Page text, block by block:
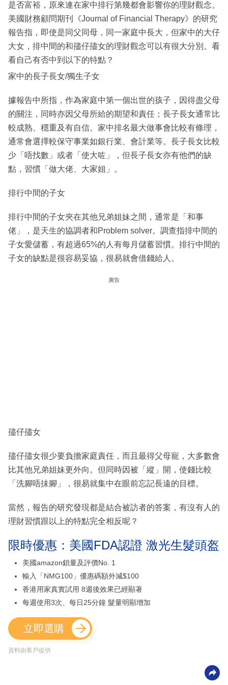
是否富裕，原來連在家中排行第幾都會影響你的理財觀念。
美國財務顧問期刊《Journal of Financial Therapy》的研究
報告指，即使是同父同母，同一家庭中長大，但家中的大仔
大女，排中間的和孻仔孻女的理財觀念可以有很大分別。看
看自己有否中到以下的特點？
家中的長子長女/獨生子女
據報告中所指，作為家庭中第一個出世的孩子，因得盡父母
的關注，同時亦因父母所給的期望和責任；長子長女通常比
較成熟、穩重及有自信。家中排名最大做事會比較有條理，
通常會選擇較保守事業如銀行業、會計業等。長子長女比較
少「唔找數」或者「使大咗」，但長子長女亦有他們的缺
點，習慣「做大佬、大家姐」。
排行中間的子女
排行中間的子女夾在其他兄弟姐妹之間，通常是「和事
佬」，是天生的協調者和Problem solver。調查指排中間的
子女愛儲蓄，有超過65%的人有每月儲蓄習慣。排行中間的
子女的缺點是很容易妥協，很易就會借錢給人。
廣告
孻仔孻女
孻仔孻女很少要負擔家庭責任，而且最得父母寵，大多數會
比其他兄弟姐妹更外向。但同時因被「縱」開，使錢比較
「洗腳唔抺腳」，很易就集中在眼前忘記長遠的目標。
當然，報告的研究發現都是結合被訪者的答案，有沒有人的
理財習慣跟以上的特點完全相反呢？
限時優惠：美國FDA認證 激光生髮頭盔
美國amazon鎖量及評價No. 1
輸入「NMG100」優惠碼額外減$100
香港用家真實試用 8週後效果已經顯著
每週使用3次、每日25分鐘 髮量明顯增加
立即選購
資料由客戶提供